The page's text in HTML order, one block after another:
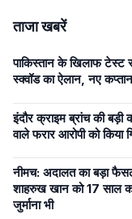
ताजा खबरें
पाकिस्तान के खिलाफ टेस्ट
स्क्वॉड का ऐलान, नए
इंदौर क्राइम ब्रांच की बड़ी
वाले फरार आरोपी को किया
नीमच: अदालत का बड़ा
शाहरुख खान को 17 साल
जुर्माना भी